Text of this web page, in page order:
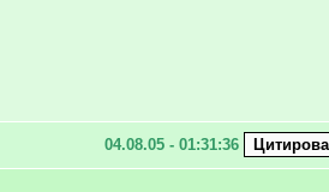
04.08.05 - 01:31:36